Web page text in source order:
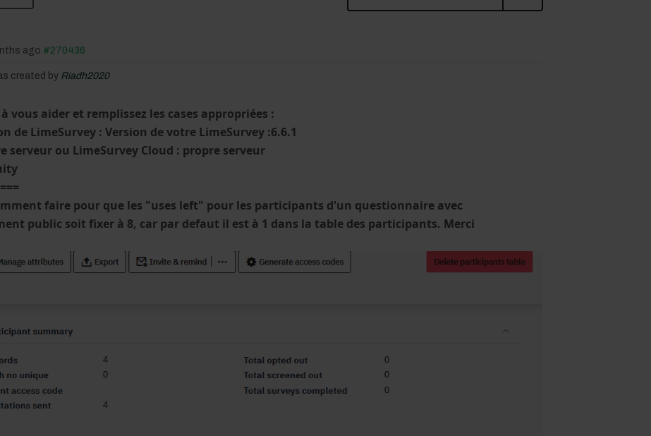
ago #270436
created by Riadh2020
vous aider et remplissez les cases appropriées :
de LimeSurvey :Version de votre LimeSurvey :6.6.1
serveur ou LimeSurvey Cloud : propre serveur
faire pour que les "uses left" pour les participants d'un questionnaire avec
public soit fixer à 8, car par defaut il est à 1 dans la table des participants. Merci